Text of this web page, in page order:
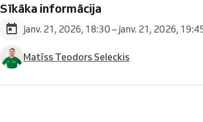
Sīkāka informācija
janv. 21, 2026, 18:30 – janv. 21, 2026,
Matīss Teodors Seleckis